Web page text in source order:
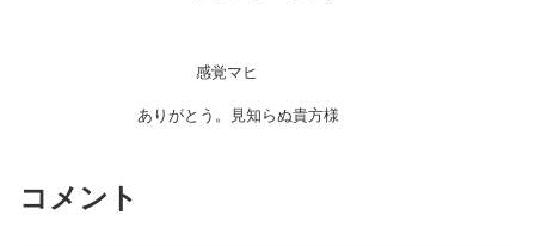
感覚マヒ
ありがとう。見知らぬ貴方様
コメント